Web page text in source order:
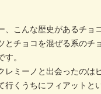
、こんな歴史があるチョ
とチョコを混ぜる系のチ
す。
レミーノと出会ったのは
行くうちにフィアットと